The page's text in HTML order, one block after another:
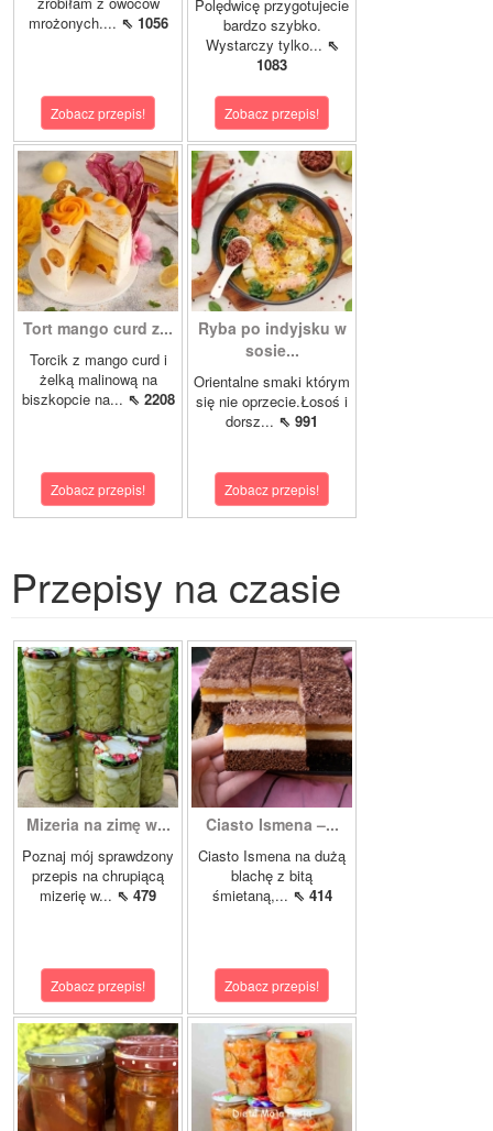
mrożonych.... ⇖ 1056
Zobacz przepis!
Polędwicę przygotujecie
bardzo szybko.
Wystarczy tylko... ⇖
1083
Zobacz przepis!
Tort mango curd z...
Torcik z mango curd i
żelką malinową na
biszkopcie na... ⇖ 2208
Zobacz przepis!
Ryba po indyjsku w
sosie...
Orientalne smaki którym
się nie oprzecie.Łosoś i
dorsz... ⇖ 991
Zobacz przepis!
Przepisy na czasie
Mizeria na zimę w...
Poznaj mój sprawdzony
przepis na chrupiącą
mizerię w... ⇖ 479
Zobacz przepis!
Ciasto Ismena –...
Ciasto Ismena na dużą
blachę z bitą
śmietaną,... ⇖ 414
Zobacz przepis!